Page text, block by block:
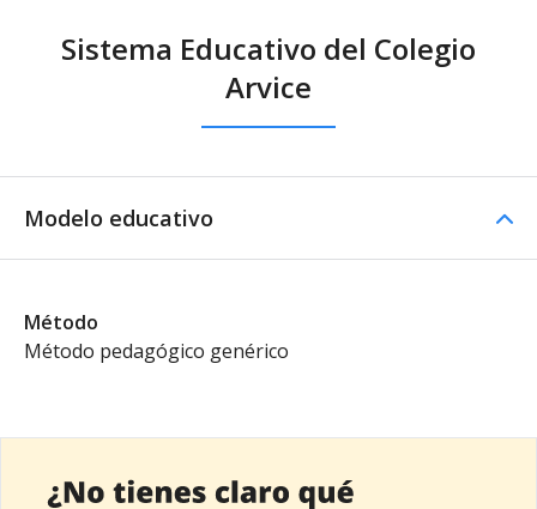
Sistema Educativo del Colegio
Arvice
Modelo educativo
Método
Método pedagógico genérico